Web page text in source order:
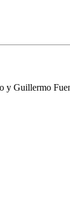
y Guillermo